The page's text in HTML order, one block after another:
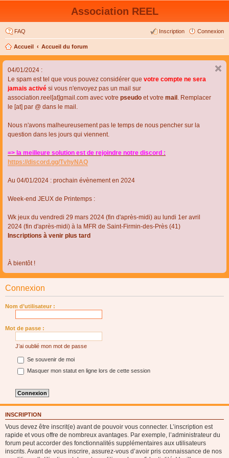
Association REEL
FAQ Connexion
Inscription
Accueil Accueil du forum
04/01/2024 :
Le spam est tel que vous pouvez considérer que votre compte ne sera
jamais activé si vous n'envoyez pas un mail sur
association.reel[at]gmail.com avec votre pseudo et votre mail . Remplacer
le [at] par @ dans le mail.
Nous n'avons malheureusement pas le temps de nous pencher sur la
question dans les jours qui viennent.
=> la meilleure solution est de rejoindre notre discord :
https://discord.gg/TvhyNAQ
Au 04/01/2024 : prochain évènement en 2024
Week-end JEUX de Printemps :
Wk jeux du vendredi 29 mars 2024 (fin d'après-midi) au lundi 1er avril
2024 (fin d'après-midi) à la MFR de Saint-Firmin-des-Près (41)
Inscriptions à venir plus tard
À bientôt !
Connexion
Nom d’utilisateur :
Mot de passe :
J’ai oublié mon mot de passe
Se souvenir de moi
Masquer mon statut en ligne lors de cette session
INSCRIPTION
Vous devez être inscrit(e) avant de pouvoir vous connecter. L’inscription est
rapide et vous offre de nombreux avantages. Par exemple, l’administrateur du
forum peut accorder des fonctionnalités supplémentaires aux utilisateurs
inscrits. Avant de vous inscrire, assurez-vous d’avoir pris connaissance de nos